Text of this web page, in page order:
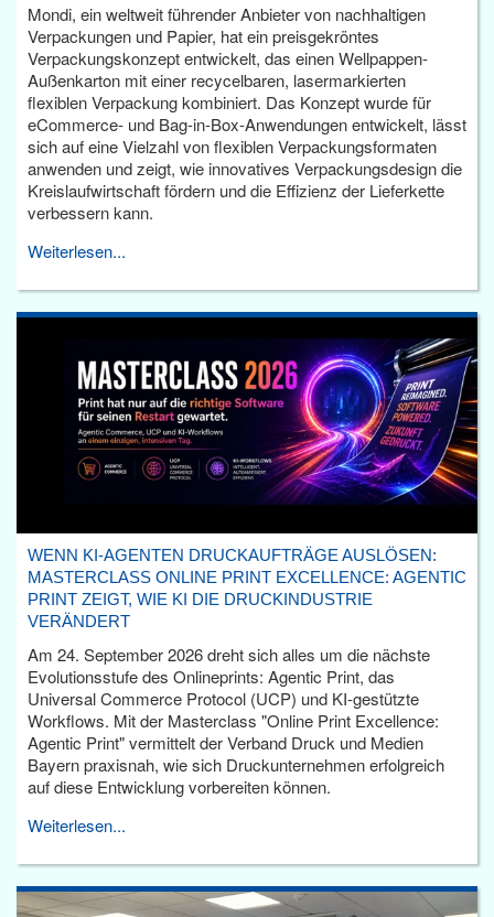
Mondi, ein weltweit führender Anbieter von nachhaltigen
Verpackungen und Papier, hat ein preisgekröntes
Verpackungskonzept entwickelt, das einen Wellpappen-
Außenkarton mit einer recycelbaren, lasermarkierten
flexiblen Verpackung kombiniert. Das Konzept wurde für
eCommerce- und Bag-in-Box-Anwendungen entwickelt, lässt
sich auf eine Vielzahl von flexiblen Verpackungsformaten
anwenden und zeigt, wie innovatives Verpackungsdesign die
Kreislaufwirtschaft fördern und die Effizienz der Lieferkette
verbessern kann.
Weiterlesen...
WENN KI-AGENTEN DRUCKAUFTRÄGE AUSLÖSEN:
MASTERCLASS ONLINE PRINT EXCELLENCE: AGENTIC
PRINT ZEIGT, WIE KI DIE DRUCKINDUSTRIE
VERÄNDERT
Am 24. September 2026 dreht sich alles um die nächste
Evolutionsstufe des Onlineprints: Agentic Print, das
Universal Commerce Protocol (UCP) und KI-gestützte
Workflows. Mit der Masterclass "Online Print Excellence:
Agentic Print" vermittelt der Verband Druck und Medien
Bayern praxisnah, wie sich Druckunternehmen erfolgreich
auf diese Entwicklung vorbereiten können.
Weiterlesen...